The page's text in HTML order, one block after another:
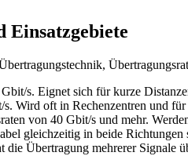
Einsatzgebiete
s. Eignet sich für kurze
Wird oft in Rechenzentren und
von 40 Gbit/s und mehr.
gleichzeitig in beide
Übertragung mehrerer Signale